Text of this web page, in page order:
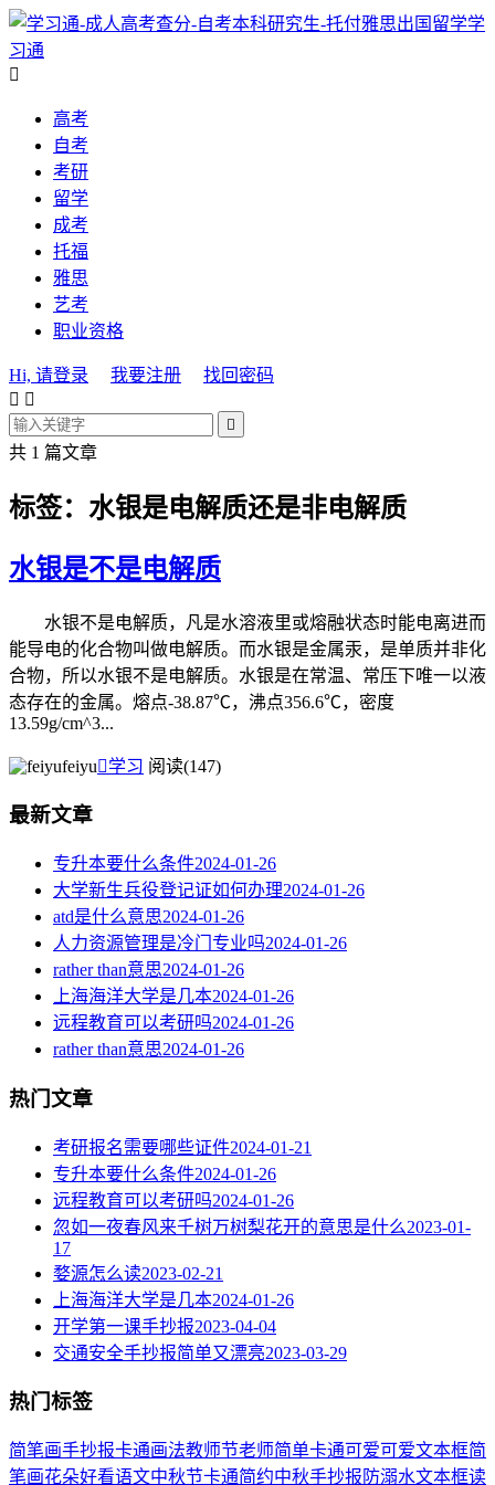
学
习通

高考
自考
考研
留学
成考
托福
雅思
艺考
职业资格
Hi, 请登录 我要注册
找回密码
 

共 1 篇文章
标签：水银是电解质还是非电解质
水银是不是电解质
水银不是电解质，凡是水溶液里或熔融状态时能电离进而
能导电的化合物叫做电解质。而水银是金属汞，是单质并非化
合物，所以水银不是电解质。水银是在常温、常压下唯一以液
态存在的金属。熔点-38.87℃，沸点356.6℃，密度
13.59g/cm^3...
feiyu学习 阅读(147)
最新文章
专升本要什么条件2024-01-26
大学新生兵役登记证如何办理2024-01-26
atd是什么意思2024-01-26
人力资源管理是冷门专业吗2024-01-26
rather than意思2024-01-26
上海海洋大学是几本2024-01-26
远程教育可以考研吗2024-01-26
rather than意思2024-01-26
热门文章
考研报名需要哪些证件2024-01-21
专升本要什么条件2024-01-26
远程教育可以考研吗2024-01-26
忽如一夜春风来千树万树梨花开的意思是什么2023-01-
17
婺源怎么读2023-02-21
上海海洋大学是几本2024-01-26
开学第一课手抄报2023-04-04
交通安全手抄报简单又漂亮2023-03-29
热门标签
简笔画手抄报卡通画法教师节老师简单卡通可爱可爱文本框简
笔画花朵好看语文中秋节卡通简约中秋手抄报 防溺水文本框读